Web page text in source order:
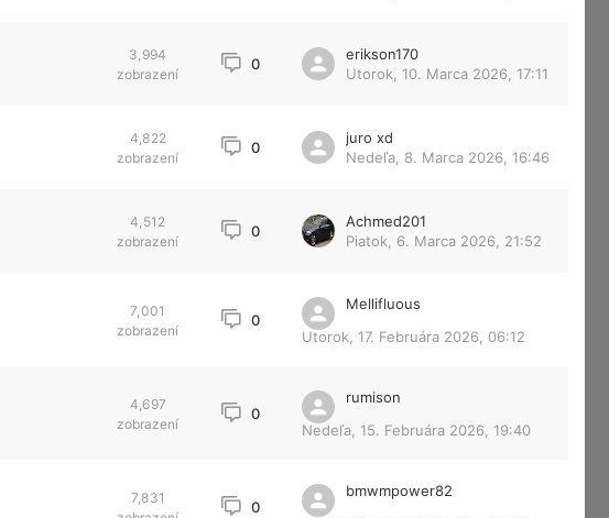
3,994
zobrazení
0
erikson170
Utorok, 10. Marca 2026, 17:11
4,822
zobrazení
0
juro xd
Nedeľa, 8. Marca 2026, 16:46
4,512
zobrazení
0
Achmed201
Piatok, 6. Marca 2026, 21:52
7,001
zobrazení
0
Mellifluous
Utorok, 17. Februára 2026, 06:12
4,697
zobrazení
0
rumison
Nedeľa, 15. Februára 2026, 19:40
7,831
0
bmwmpower82